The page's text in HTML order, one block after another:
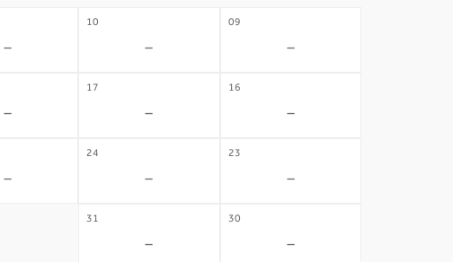
09
-
10
-
-
16
-
17
-
-
23
-
24
-
-
30
-
31
-